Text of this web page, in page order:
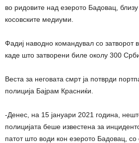
во ридовите над езерото Бадовац,
косовските медиуми.
Фадиј наводно командувал со затворот
каде што затворени биле околу 300
Веста за неговата смрт ја потврди
полиција Бајрам Красниќи.
-Денес, на 15 јануари 2021 година,
полицијата беше известена за
патот што води кон езерото Бадовац,